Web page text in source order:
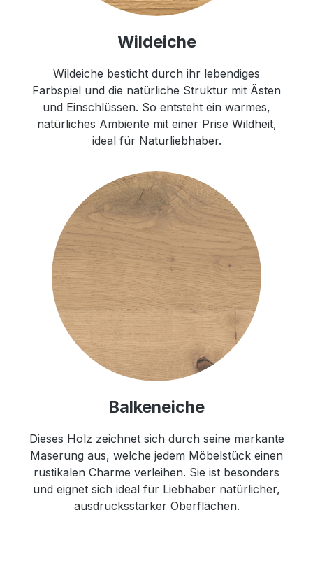
Wildeiche
Wildeiche besticht durch ihr lebendiges
Farbspiel und die natürliche Struktur mit Ästen
und Einschlüssen. So entsteht ein warmes,
natürliches Ambiente mit einer Prise Wildheit,
ideal für Naturliebhaber.
Balkeneiche
Dieses Holz zeichnet sich durch seine markante
Maserung aus, welche jedem Möbelstück einen
rustikalen Charme verleihen. Sie ist besonders
und eignet sich ideal für Liebhaber natürlicher,
ausdrucksstarker Oberflächen.